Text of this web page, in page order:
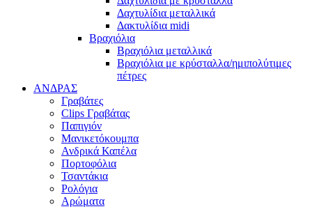
Δαχτυλίδια μεταλλικά
Δακτυλίδια midi
Βραχιόλια
Βραχιόλια μεταλλικά
Βραχιόλια με κρύσταλλα/ημιπολύτιμες
πέτρες
ΑΝΔΡΑΣ
Γραβάτες
Clips Γραβάτας
Παπιγιόν
Μανικετόκουμπα
Ανδρικά Καπέλα
Πορτοφόλια
Τσαντάκια
Ρολόγια
Αρώματα